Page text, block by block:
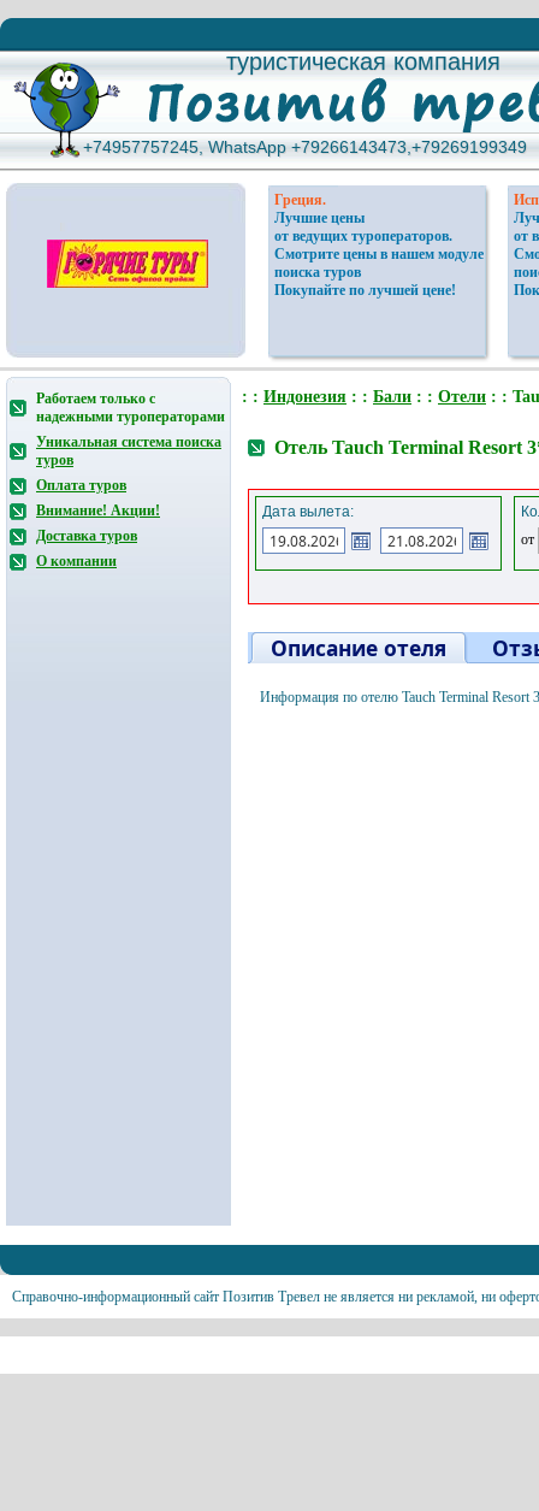
туристическая компания
туристическая компания
+74957757245, WhatsApp +79266143473,+79269199349
+74957757245, WhatsApp +79266143473,+79269199349
Греция.
Лучшие цены
от ведущих туроператоров.
Смотрите цены в нашем модуле
поиска туров
Покупайте по лучшей цене!
от
Работаем только с
надежными туроператорами
Уникальная система поиска
туров
Оплата туров
Внимание! Акции!
Доставка туров
О компании
: : Индонезия : : Бали : : Отели : :
Отель Tauch Terminal Resort
Дата вылета:
от
Описание отеля
Информация по отелю Tauch Terminal Resort
Справочно-информационный сайт Позитив Тревел не является ни рекламой, ни